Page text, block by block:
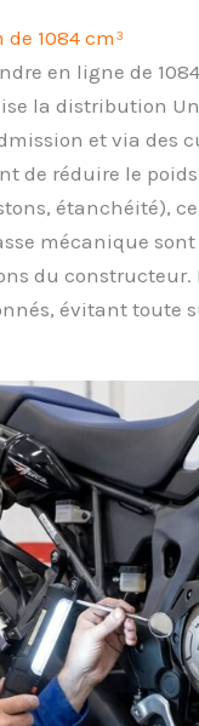
1084 cm³
en ligne de
la distribution
et via des
de réduire le
étanchéité),
mécanique
du
évitant toute